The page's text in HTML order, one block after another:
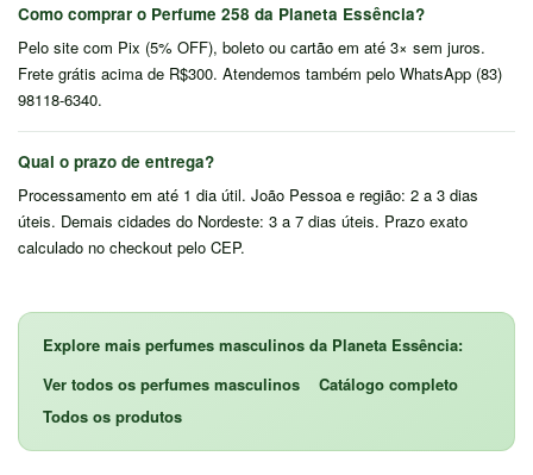
Como comprar o Perfume 258 da Planeta Essência?
Pelo site com Pix (5% OFF), boleto ou cartão em até 3× sem juros.
Frete grátis acima de R$300. Atendemos também pelo WhatsApp (83)
98118-6340.
Qual o prazo de entrega?
Processamento em até 1 dia útil. João Pessoa e região: 2 a 3 dias
úteis. Demais cidades do Nordeste: 3 a 7 dias úteis. Prazo exato
calculado no checkout pelo CEP.
Explore mais perfumes masculinos da Planeta Essência:
Ver todos os perfumes masculinos
Catálogo completo
Todos os produtos